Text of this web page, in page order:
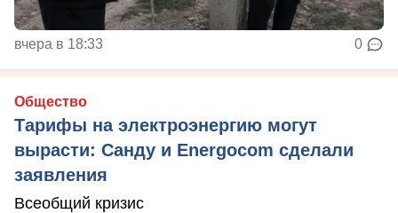
вчера в 18:33 0
Общество
Тарифы на электроэнергию могут
вырасти: Санду и Energocom сделали
заявления
Всеобщий кризис